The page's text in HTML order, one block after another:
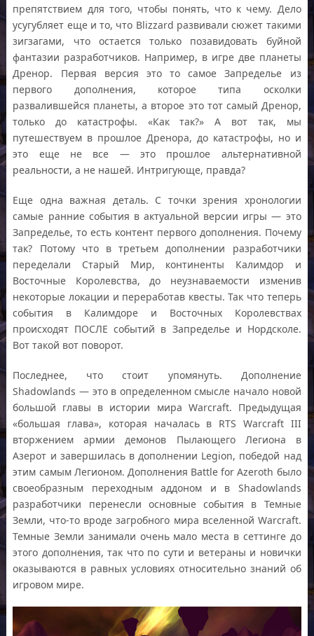
препятствием для того, чтобы понять, что к чему. Дело
усугубляет еще и то, что Blizzard развивали сюжет такими
зигзагами, что остается только позавидовать буйной
фантазии разработчиков. Например, в игре две планеты
Дренор. Первая версия это то самое Запределье из
первого дополнения, которое типа осколки
развалившейся планеты, а второе это тот самый Дренор,
только до катастрофы. «Как так?» А вот так, мы
путешествуем в прошлое Дренора, до катастрофы, но и
это еще не все — это прошлое альтернативной
реальности, а не нашей. Интригующе, правда?
Еще одна важная деталь. С точки зрения хронологии
самые ранние события в актуальной версии игры — это
Запределье, то есть контент первого дополнения. Почему
так? Потому что в третьем дополнении разработчики
переделали Старый Мир, континенты Калимдор и
Восточные Королевства, до неузнаваемости изменив
некоторые локации и переработав квесты. Так что теперь
события в Калимдоре и Восточных Королевствах
происходят ПОСЛЕ событий в Запределье и Нордсколе.
Вот такой вот поворот.
Последнее, что стоит упомянуть. Дополнение
Shadowlands — это в определенном смысле начало новой
большой главы в истории мира Warcraft. Предыдущая
«большая глава», которая началась в RTS Warcraft III
вторжением армии демонов Пылающего Легиона в
Азерот и завершилась в дополнении Legion, победой над
этим самым Легионом. Дополнения Battle for Azeroth было
своеобразным переходным аддоном и в Shadowlands
разработчики перенесли основные события в Темные
Земли, что-то вроде загробного мира вселенной Warcraft.
Темные Земли занимали очень мало места в сеттинге до
этого дополнения, так что по сути и ветераны и новички
оказываются в равных условиях относительно знаний об
игровом мире.